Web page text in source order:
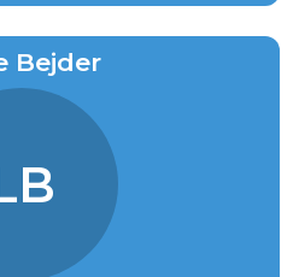
Bejder